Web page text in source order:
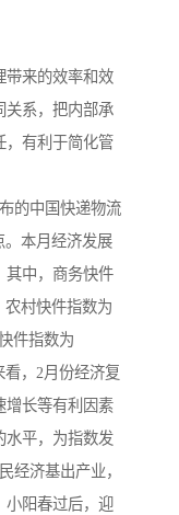
带来的效率和效
关系，把内部承
，有利于简化管
的中国快递物流
。本月经济发展
其中，商务快件
农村快件指数为
件指数为
，2月份经济复
增长等有利因素
水平，为指数发
经济基出产业，
小阳春过后，迎